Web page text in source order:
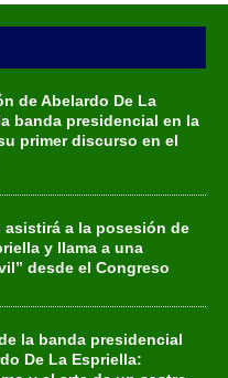
de Abelardo De La
banda presidencial en la
primer discurso en el
a la posesión de
y llama a una
desde el Congreso
la banda presidencial
De La Espriella: